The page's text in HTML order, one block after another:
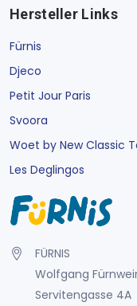
Hersteller Links
Fürnis
Djeco
Petit Jour Paris
Svoora
Woet by New Classic
Les Deglingos
FÜRNIS
Wolfgang
Servitengasse 4A